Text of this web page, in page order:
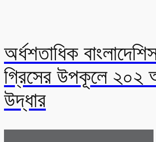
অর্ধশতাধিক
গ্রিসের উপকূলে ২০২
উদ্ধার